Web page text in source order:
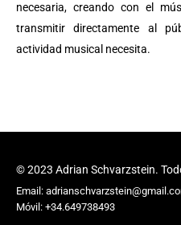
necesaria, creando con el
transmitir directamente al
actividad musical necesita.
© 2023 Adrian Schvarzstein.
Email:
Móvil: +34.649738493